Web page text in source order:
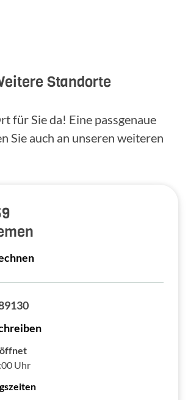
Standorte
für Sie da! Eine passgenaue
Sie auch an unseren weiteren
Uhr